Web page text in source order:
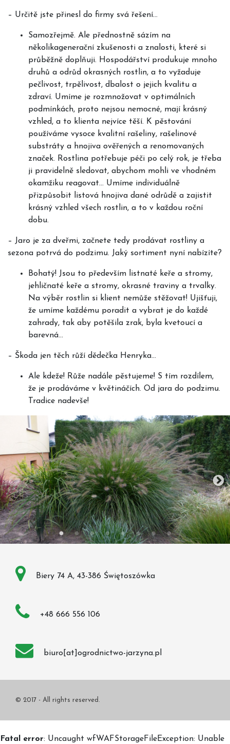
– Určitě jste přinesl do firmy svá řešení…
Samozřejmě. Ale přednostně sázím na
několikagenerační zkušenosti a znalosti, které si
průběžně doplňuji. Hospodářství produkuje mnoho
druhů a odrůd okrasných rostlin, a to vyžaduje
pečlivost, trpělivost, dbalost o jejich kvalitu a
zdraví. Umíme je rozmnožovat v optimálních
podmínkách, proto nejsou nemocné, mají krásný
vzhled, a to klienta nejvíce těší. K pěstování
používáme vysoce kvalitní rašeliny, rašelinové
substráty a hnojiva ověřených a renomovaných
značek. Rostlina potřebuje péči po celý rok, je třeba
ji pravidelně sledovat, abychom mohli ve vhodném
okamžiku reagovat… Umíme individuálně
přizpůsobit listová hnojiva dané odrůdě a zajistit
krásný vzhled všech rostlin, a to v každou roční
dobu.
– Jaro je za dveřmi, začnete tedy prodávat rostliny a
sezona potrvá do podzimu. Jaký sortiment nyní nabízíte?
Bohatý! Jsou to především listnaté keře a stromy,
jehličnaté keře a stromy, okrasné traviny a trvalky.
Na výběr rostlin si klient nemůže stěžovat! Ujišťuji,
že umíme každému poradit a vybrat je do každé
zahrady, tak aby potěšila zrak, byla kvetoucí a
barevná…
– Škoda jen těch růží dědečka Henryka…
Ale kdeže! Růže nadále pěstujeme! S tím rozdílem,
že je prodáváme v květináčích. Od jara do podzimu.
Tradice nadevše!
Biery 74 A, 43-386 Świętoszówka
+48 666 556 106
biuro[at]ogrodnictwo-jarzyna.pl
© 2017 - All rights reserved.
Fatal error: Uncaught wfWAFStorageFileException: Unable